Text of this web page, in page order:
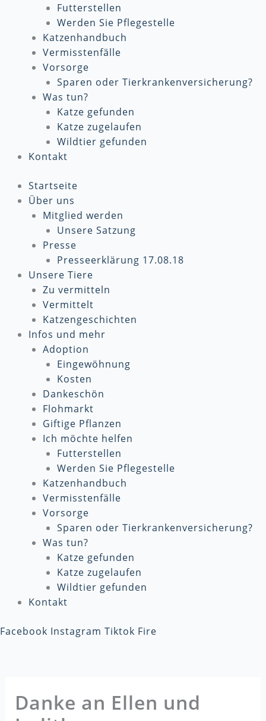
Futterstellen
Werden Sie Pflegestelle
Katzenhandbuch
Vermisstenfälle
Vorsorge
Sparen oder Tierkrankenversicherung?
Was tun?
Katze gefunden
Katze zugelaufen
Wildtier gefunden
Kontakt
Startseite
Über uns
Mitglied werden
Unsere Satzung
Presse
Presseerklärung 17.08.18
Unsere Tiere
Zu vermitteln
Vermittelt
Katzengeschichten
Infos und mehr
Adoption
Eingewöhnung
Kosten
Dankeschön
Flohmarkt
Giftige Pflanzen
Ich möchte helfen
Futterstellen
Werden Sie Pflegestelle
Katzenhandbuch
Vermisstenfälle
Vorsorge
Sparen oder Tierkrankenversicherung?
Was tun?
Katze gefunden
Katze zugelaufen
Wildtier gefunden
Kontakt
Facebook Instagram Tiktok Fire
Danke an Ellen und